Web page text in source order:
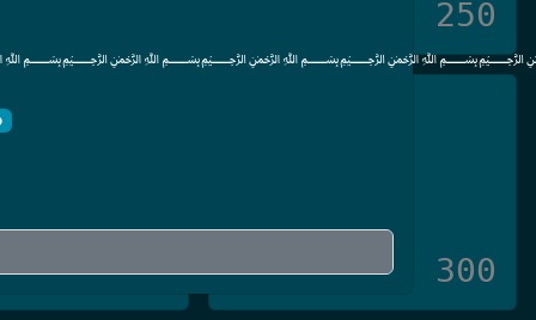
250
Final
300 46 lösare 300